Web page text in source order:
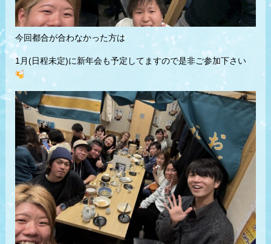
今回都合が合わなかった方は
1月(日程未定)に新年会も予定してますので是非ご参加下さい